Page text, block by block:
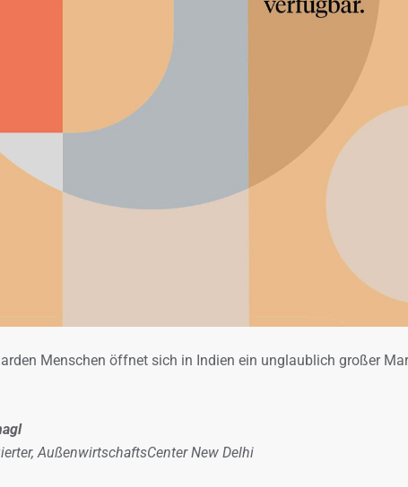
Menschen öffnet sich in Indien ein unglaublich großer
AußenwirtschaftsCenter New Delhi